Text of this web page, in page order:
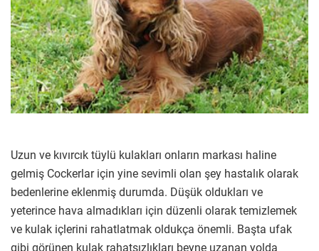
Uzun ve kıvırcık tüylü kulakları onların markası haline
gelmiş Cockerlar için yine sevimli olan şey hastalık olarak
bedenlerine eklenmiş durumda. Düşük oldukları ve
yeterince hava almadıkları için düzenli olarak temizlemek
ve kulak içlerini rahatlatmak oldukça önemli. Başta ufak
gibi görünen kulak rahatsızlıkları beyne uzanan yolda